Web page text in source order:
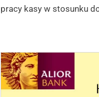
pracy kasy w stosunku